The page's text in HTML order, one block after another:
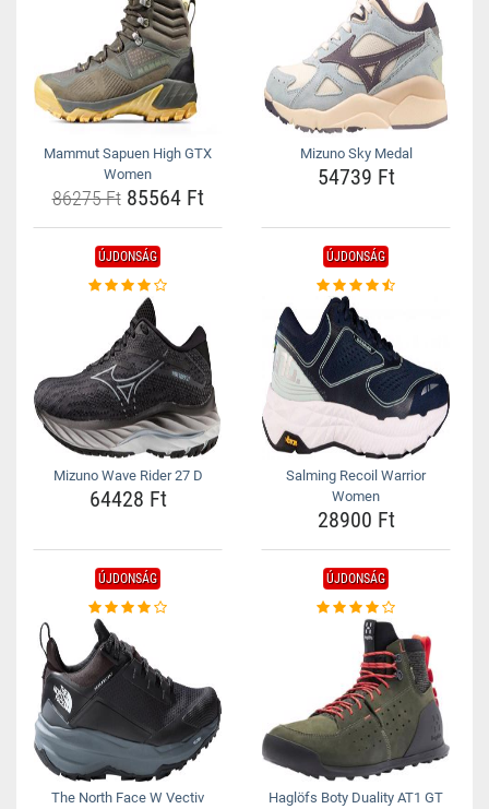
Mammut Sapuen High GTX
Women
86275 Ft85564 Ft
Mizuno Sky Medal
54739 Ft
ÚJDONSÁG
Mizuno Wave Rider 27 D
64428 Ft
ÚJDONSÁG
Salming Recoil Warrior
Women
28900 Ft
ÚJDONSÁG
The North Face W Vectiv
ÚJDONSÁG
Haglöfs Boty Duality AT1 GT